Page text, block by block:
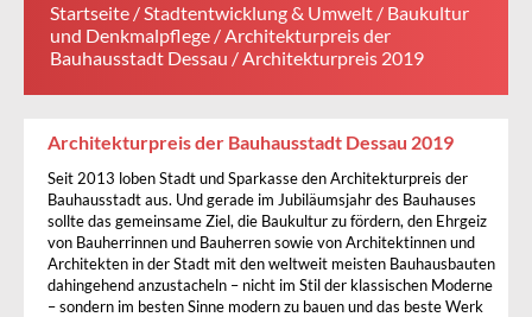
Startseite /Stadtentwicklung & Umwelt / Baukultur
und Denkmalpflege /Architekturpreis der
Bauhausstadt Dessau / Architekturpreis 2019
Architekturpreis der Bauhausstadt Dessau 2019
Seit 2013 loben Stadt und Sparkasse den Architekturpreis der
Bauhausstadt aus. Und gerade im Jubiläumsjahr des Bauhauses
sollte das gemeinsame Ziel, die Baukultur zu fördern, den Ehrgeiz
von Bauherrinnen und Bauherren sowie von Architektinnen und
Architekten in der Stadt mit den weltweit meisten Bauhausbauten
dahingehend anzustacheln – nicht im Stil der klassischen Moderne
– sondern im besten Sinne modern zu bauen und das beste Werk